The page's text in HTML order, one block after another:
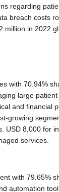
regarding
breach costs
million in 2022
with 70.94%
large
and financial
growing
USD 8,000 for
services.
with 79.65%
automation